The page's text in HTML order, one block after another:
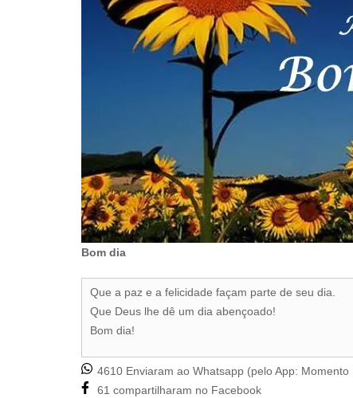
Bom dia
Que a paz e a felicidade façam parte de seu dia.
Que Deus lhe dê um dia abençoado!
Bom dia!
4610 Enviaram ao Whatsapp (pelo App: Momento
61 compartilharam no Facebook